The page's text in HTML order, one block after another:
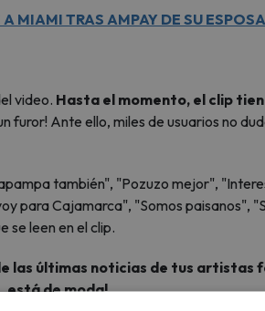
MIAMI TRAS AMPAY DE SU ESPOSA
video. Hasta el momento, el clip
furor! Ante ello, miles de usuarios no
también", "Pozuzo mejor",
para Cajamarca", "Somos paisanos",
se leen en el clip.
las últimas noticias de tus artistas
está de moda!